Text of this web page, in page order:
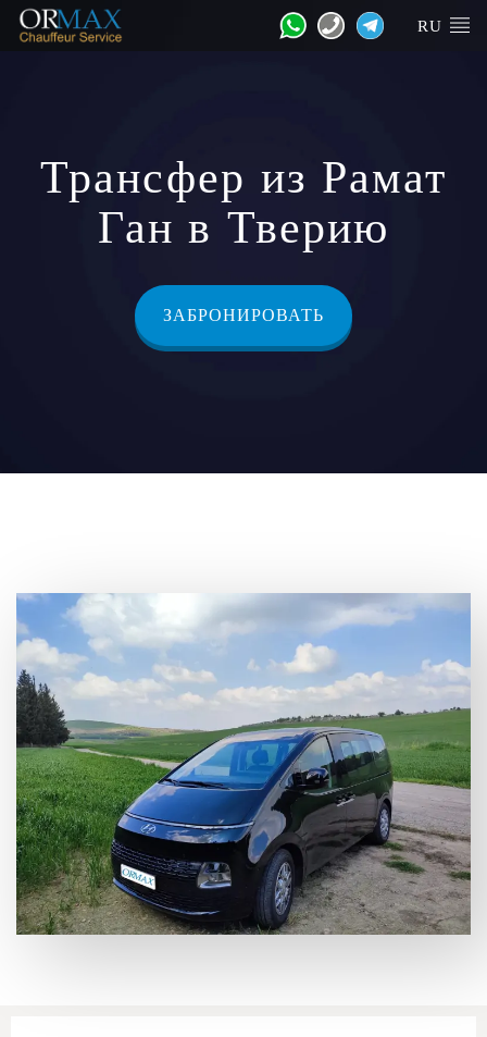
RU
Трансфер из Рамат
Ган в Тверию
ЗАБРОНИРОВАТЬ